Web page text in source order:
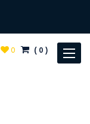
Toggle
0 (0)